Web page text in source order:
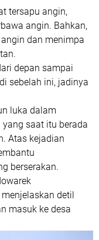
tersapu angin,
angin. Bahkan,
dan menimpa
depan sampai
sebelah ini, jadinya
luka dalam
saat itu berada
Atas kejadian
berserakan.
detil
masuk ke desa